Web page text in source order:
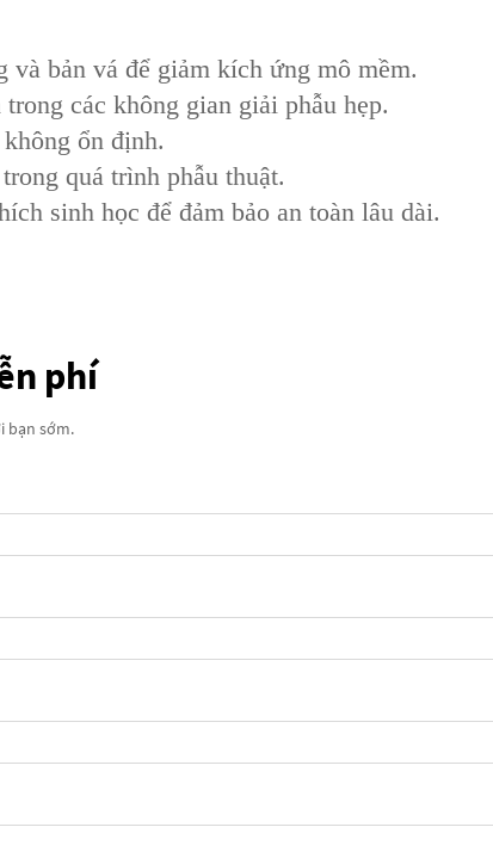
bản vá để giảm kích ứng mô mềm.
các không gian giải phẫu hẹp.
ổn định.
quá trình phẫu thuật.
sinh học để đảm bảo an toàn lâu dài.
phí
bạn sớm.